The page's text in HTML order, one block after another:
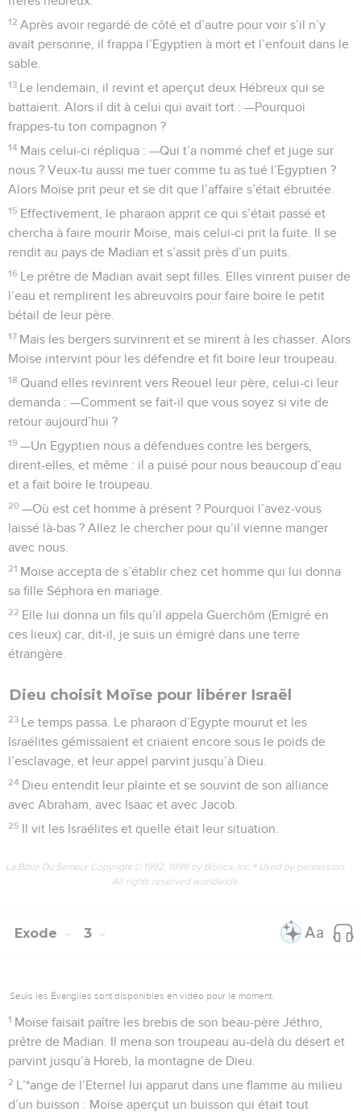
12 Après avoir regardé de côté et d’autre pour voir s’il n’y
avait personne, il frappa l’Egyptien à mort et l’enfouit dans le
sable.
13 Le lendemain, il revint et aperçut deux Hébreux qui se
battaient. Alors il dit à celui qui avait tort : —Pourquoi
frappes-tu ton compagnon ?
14 Mais celui-ci répliqua : —Qui t’a nommé chef et juge sur
nous ? Veux-tu aussi me tuer comme tu as tué l’Egyptien ?
Alors Moïse prit peur et se dit que l’affaire s’était ébruitée.
15 Effectivement, le pharaon apprit ce qui s’était passé et
chercha à faire mourir Moïse, mais celui-ci prit la fuite. Il se
rendit au pays de Madian et s’assit près d’un puits.
16 Le prêtre de Madian avait sept filles. Elles vinrent puiser de
l’eau et remplirent les abreuvoirs pour faire boire le petit
bétail de leur père.
17 Mais les bergers survinrent et se mirent à les chasser. Alors
Moïse intervint pour les défendre et fit boire leur troupeau.
18 Quand elles revinrent vers Reouel leur père, celui-ci leur
demanda : —Comment se fait-il que vous soyez si vite de
retour aujourd’hui ?
19 —Un Egyptien nous a défendues contre les bergers,
dirent-elles, et même : il a puisé pour nous beaucoup d’eau
et a fait boire le troupeau.
20 —Où est cet homme à présent ? Pourquoi l’avez-vous
laissé là-bas ? Allez le chercher pour qu’il vienne manger
avec nous.
21 Moïse accepta de s’établir chez cet homme qui lui donna
sa fille Séphora en mariage.
22 Elle lui donna un fils qu’il appela Guerchôm (Emigré en
ces lieux) car, dit-il, je suis un émigré dans une terre
étrangère.
Dieu choisit Moïse pour libérer Israël
23 Le temps passa. Le pharaon d’Egypte mourut et les
Israélites gémissaient et criaient encore sous le poids de
l’esclavage, et leur appel parvint jusqu’à Dieu.
24 Dieu entendit leur plainte et se souvint de son alliance
avec Abraham, avec Isaac et avec Jacob.
25 Il vit les Israélites et quelle était leur situation.
La Bible Du Semeur Copyright © 1992, 1999 by Biblica, Inc.® Used by permission.
All rights reserved worldwide.
Exode 3
Seuls les Évangiles sont disponibles en vidéo pour le moment.
1 Moïse faisait paître les brebis de son beau-père Jéthro,
prêtre de Madian. Il mena son troupeau au-delà du désert et
parvint jusqu’à Horeb, la montagne de Dieu.
2 L’*ange de l’Eternel lui apparut dans une flamme au milieu
d’un buisson : Moïse aperçut un buisson qui était tout